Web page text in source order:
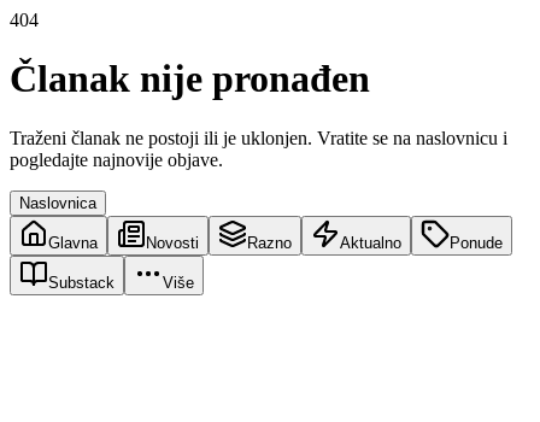
404
Članak nije pronađen
Traženi članak ne postoji ili je uklonjen. Vratite se na naslovnicu i
pogledajte najnovije objave.
Naslovnica
Glavna Novosti Razno Aktualno Ponude
Substack Više